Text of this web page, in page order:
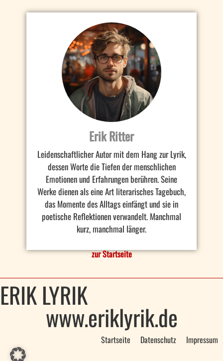
Erik Ritter
Leidenschaftlicher Autor mit dem Hang zur Lyrik,
dessen Worte die Tiefen der menschlichen
Emotionen und Erfahrungen berühren. Seine
Werke dienen als eine Art literarisches Tagebuch,
das Momente des Alltags einfängt und sie in
poetische Reflektionen verwandelt. Manchmal
kurz, manchmal länger.
zur Startseite
ERIK LYRIK
www.eriklyrik.de
Startseite Datenschutz Impressum